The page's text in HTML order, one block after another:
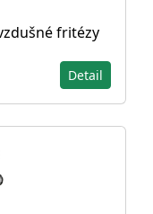
fritézy
Detail